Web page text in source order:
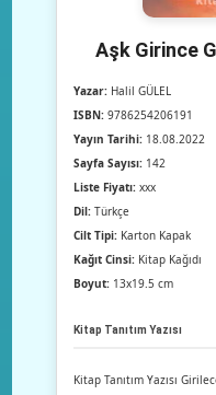
Aşk Girince
Yazar: Halil GÜLEL
ISBN: 9786254206191
Yayın Tarihi: 18.08.2022
Sayfa Sayısı: 142
Liste Fiyatı: xxx
Dil: Türkçe
Cilt Tipi: Karton Kapak
Kağıt Cinsi: Kitap Kağıdı
Boyut: 13x19.5 cm
Kitap Tanıtım Yazısı
Kitap Tanıtım Yazısı